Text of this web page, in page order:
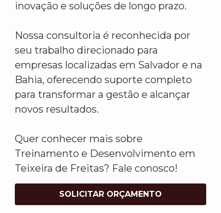
inovação e soluções de longo prazo.
Nossa consultoria é reconhecida por
seu trabalho direcionado para
empresas localizadas em Salvador e na
Bahia, oferecendo suporte completo
para transformar a gestão e alcançar
novos resultados.
Quer conhecer mais sobre
Treinamento e Desenvolvimento em
Teixeira de Freitas? Fale conosco!
SOLICITAR ORÇAMENTO